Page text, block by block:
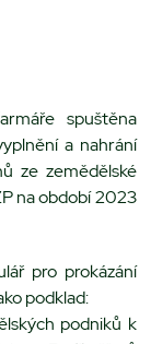
spuštěna
a nahrání
ze zemědělské
na období 2023
pro prokázání
podklad:
podniků k